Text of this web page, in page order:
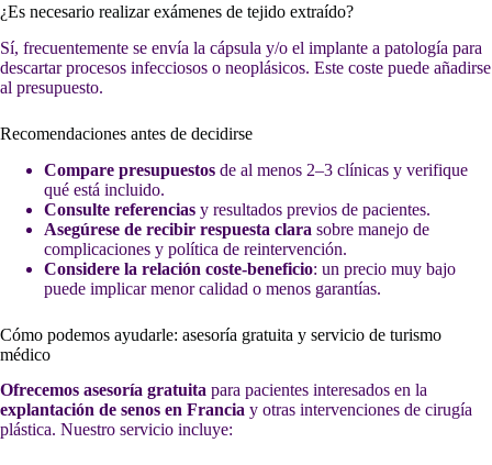
¿Es necesario realizar exámenes de tejido extraído?
Sí, frecuentemente se envía la cápsula y/o el implante a patología para
descartar procesos infecciosos o neoplásicos. Este coste puede añadirse
al presupuesto.
Recomendaciones antes de decidirse
Compare presupuestos de al menos 2–3 clínicas y verifique
qué está incluido.
Consulte referencias y resultados previos de pacientes.
Asegúrese de recibir respuesta clara sobre manejo de
complicaciones y política de reintervención.
Considere la relación coste-beneficio: un precio muy bajo
puede implicar menor calidad o menos garantías.
Cómo podemos ayudarle: asesoría gratuita y servicio de turismo
médico
Ofrecemos asesoría gratuita para pacientes interesados en la
explantación de senos en Francia y otras intervenciones de cirugía
plástica. Nuestro servicio incluye: